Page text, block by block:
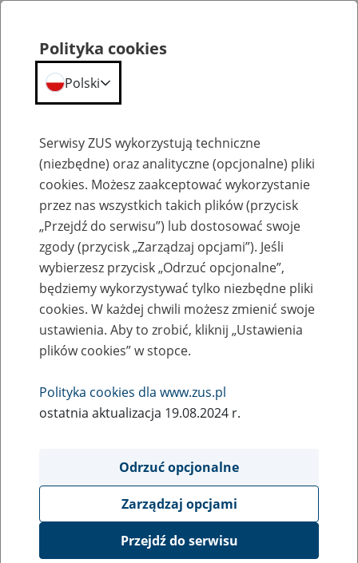
Komunikaty
Ograniczenie w dostępie do portalu PUE
w nocy z 31 lipca na 1 sierpnia br.
31
lipca
2023
W związku z koniecznością przeprowadzenia prac
serwisowych 31 lipca od godziny 21:30 do godziny
1:00 dnia następnego mogą wystąpić ograniczenia
w dostępie do portalu Platformy Usług
Polityka cookies
Polski
Serwisy ZUS wykorzystują techniczne
(niezbędne) oraz analityczne (opcjonalne) pliki
cookies. Możesz zaakceptować wykorzystanie
przez nas wszystkich takich plików (przycisk
„Przejdź do serwisu”) lub dostosować swoje
zgody (przycisk „Zarządzaj opcjami”). Jeśli
wybierzesz przycisk „Odrzuć opcjonalne”,
będziemy wykorzystywać tylko niezbędne pliki
cookies. W każdej chwili możesz zmienić swoje
ustawienia. Aby to zrobić, kliknij „Ustawienia
plików cookies” w stopce.
Polityka cookies dla www.zus.pl
ostatnia aktualizacja 19.08.2024 r.
Odrzuć opcjonalne
Zarządzaj opcjami
Przejdź do serwisu